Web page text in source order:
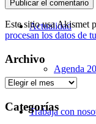
Actualidad
Agenda
Trabaja con
Este sitio usa Akismet
procesan los datos de
Archivo
Archivo
Categorías